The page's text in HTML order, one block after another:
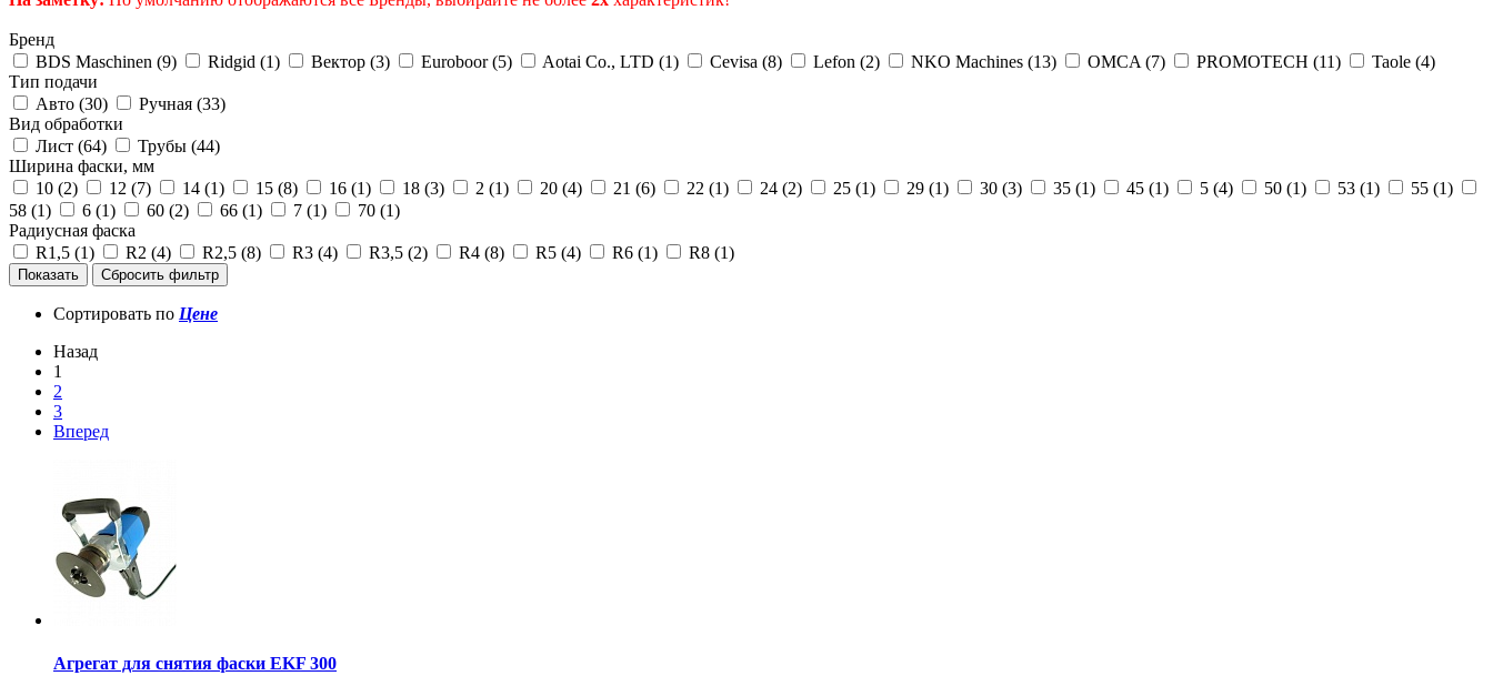
Бренд
BDS Maschinen (9) Ridgid (1) Вектор (3) Euroboor (5) Aotai Co., LTD (1) Cevisa (8) Lefon (2) NKO Machines (13) OMCA (7) PROMOTECH (11) Taole (4)
Тип подачи
Авто (30) Ручная (33)
Вид обработки
Лист (64) Трубы (44)
Ширина фаски, мм
10 (2) 12 (7) 14 (1) 15 (8) 16 (1) 18 (3) 2 (1) 20 (4) 21 (6) 22 (1) 24 (2) 25 (1) 29 (1) 30 (3) 35 (1) 45 (1) 5 (4) 50 (1) 53 (1) 55 (1)
58 (1) 6 (1) 60 (2) 66 (1) 7 (1) 70 (1)
Радиусная фаска
R1,5 (1) R2 (4) R2,5 (8) R3 (4) R3,5 (2) R4 (8) R5 (4) R6 (1) R8 (1)
Сортировать по Цене
Назад
1
2
3
Вперед
Агрегат для снятия фаски EKF 300